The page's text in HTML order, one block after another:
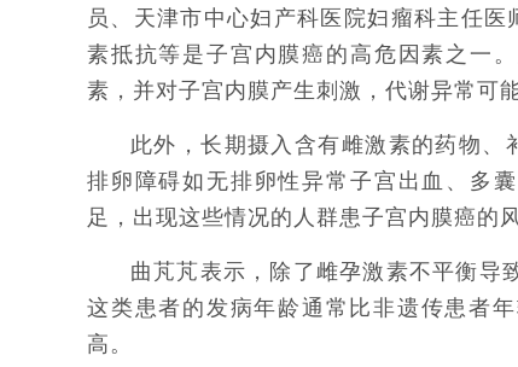
员、天津市中心妇产科医院妇瘤科主任
素抵抗等是子宫内膜癌的高危因素之一
素，并对子宫内膜产生刺激，代谢异常可
此外，长期摄入含有雌激素的药物
排卵障碍如无排卵性异常子宫出血、多
足，出现这些情况的人群患子宫内膜癌的
曲芃芃表示，除了雌孕激素不平衡导
这类患者的发病年龄通常比非遗传患者
高。